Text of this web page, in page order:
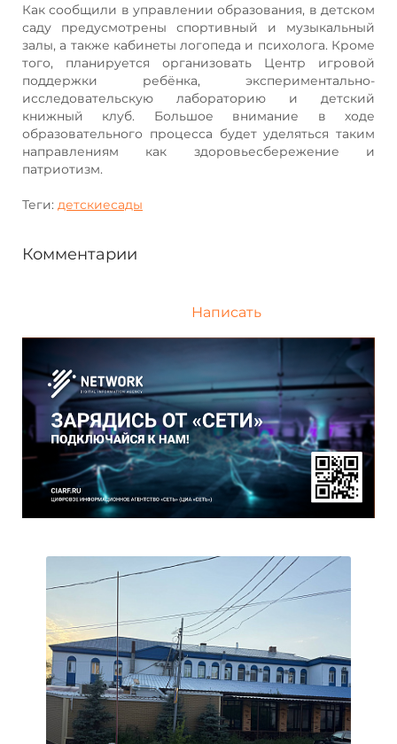
Как сообщили в управлении образования, в детском
саду предусмотрены спортивный и музыкальный
залы, а также кабинеты логопеда и психолога. Кроме
того, планируется организовать Центр игровой
поддержки ребёнка, экспериментально-
исследовательскую лабораторию и детский
книжный клуб. Большое внимание в ходе
образовательного процесса будет уделяться таким
направлениям как здоровьесбережение и
патриотизм.
Теги: детскиесады
Комментарии
Написать